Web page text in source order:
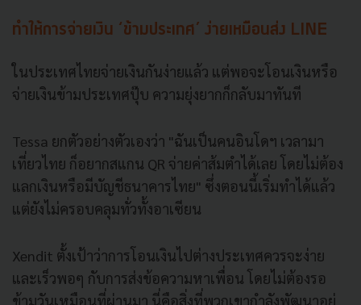
ทำให้การจ่ายเงิน ‘ข้ามประเทศ’ ง่ายเหมือนส่ง LINE
ในประเทศไทยจ่ายเงินกันง่ายแล้ว แต่พอจะโอนเงินหรือ
จ่ายเงินข้ามประเทศปุ๊บ ความยุ่งยากก็กลับมาทันที
Tessa ยกตัวอย่างตัวเองว่า "ฉันเป็นคนอินโดฯ เวลามา
เที่ยวไทย ก็อยากสแกน QR จ่ายค่าส้มตำได้เลย โดยไม่ต้อง
แลกเงินหรือมีบัญชีธนาคารไทย" ซึ่งตอนนี้เริ่มทำได้แล้ว
แต่ยังไม่ครอบคลุมทั่วทั้งอาเซียน
Xendit ตั้งเป้าว่าการโอนเงินไปต่างประเทศควรจะง่าย
และเร็วพอๆ กับการส่งข้อความหาเพื่อน โดยไม่ต้องรอ
ข้ามวันเหมือนที่ผ่านมา นี่คือสิ่งที่พวกเขากำลังพัฒนาอยู่